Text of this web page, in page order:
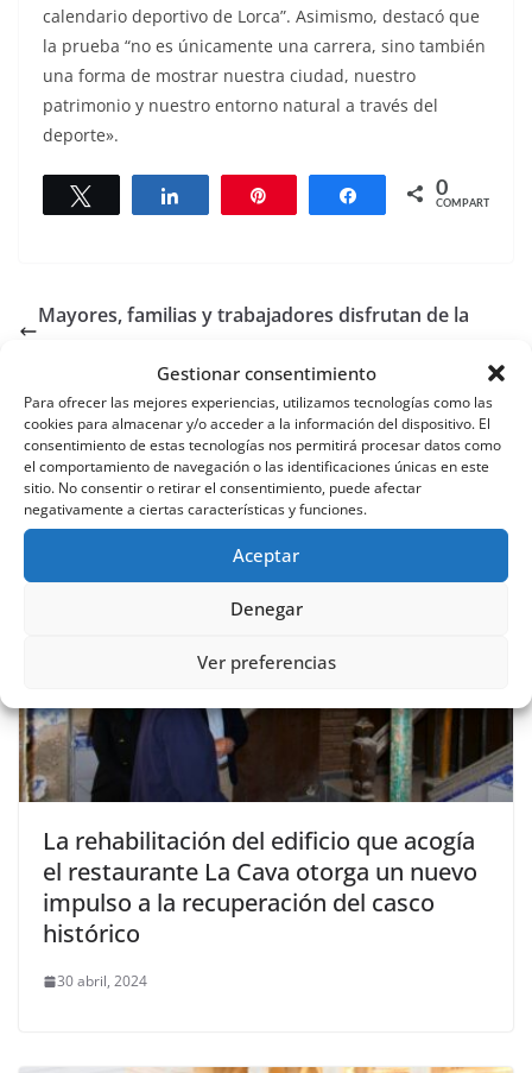
Gestionar consentimiento
Para ofrecer las mejores experiencias, utilizamos tecnologías como las
cookies para almacenar y/o acceder a la información del dispositivo. El
consentimiento de estas tecnologías nos permitirá procesar datos como
el comportamiento de navegación o las identificaciones únicas en este
sitio. No consentir o retirar el consentimiento, puede afectar
negativamente a ciertas características y funciones.
Aceptar
Denegar
Ver preferencias
calendario deportivo de Lorca”. Asimismo, destacó que
la prueba “no es únicamente una carrera, sino también
una forma de mostrar nuestra ciudad, nuestro
patrimonio y nuestro entorno natural a través del
deporte».
Twittear Compartir Compartir
0
COMPARTIR
Mayores, familias y trabajadores disfrutan de la
Los niños de la Cofradía del Resucitado
protagonizan la Procesión de Gloria de la Candelaria
También te puede gustar
La rehabilitación del edificio que acogía
el restaurante La Cava otorga un nuevo
impulso a la recuperación del casco
histórico
30 abril, 2024